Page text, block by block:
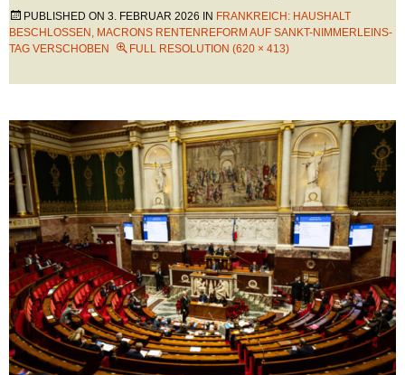
PUBLISHED ON 3. FEBRUAR 2026 IN FRANKREICH: HAUSHALT
BESCHLOSSEN, MACRONS RENTENREFORM AUF SANKT-NIMMERLEINS-
TAG VERSCHOBEN
FULL RESOLUTION (620 × 413)